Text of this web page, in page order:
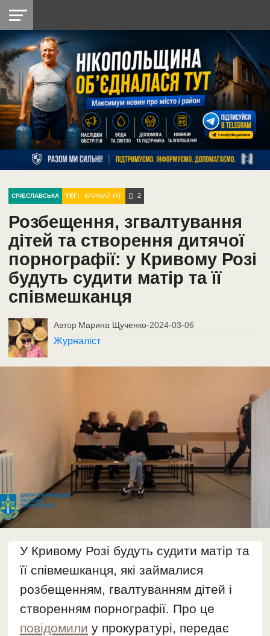
НІКОПОЛЬ
РАЙОН
СІЧЕСЛАВСЬКА
УКРАЇНА
РЕТРО
НІКОПОЛЬ
ЛАЙТ
УКРАЇНА
ДОПОМОГА
РАДІО
СІЧЕСЛАВСЬКА ТЕГ: КРИВИЙ РІГ 2
Розбещення, згвалтування
дітей та створення дитячої
порнографії: у Кривому Розі
будуть судити матір та її
співмешканця
Автор Марина Щученко-2024-03-06
Журналіст
У Кривому Розі будуть судити матір та
її співмешканця, які займалися
розбещенням, гвалтуванням дітей і
створенням порнографії. Про це
повідомили у прокуратурі, передає